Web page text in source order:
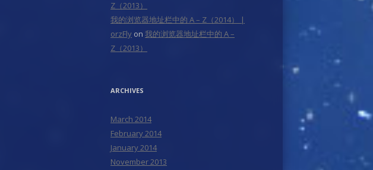
Z（2013）
我的浏览器地址栏中的 A – Z（2014） |
orzFly on 我的浏览器地址栏中的 A –
Z（2013）
ARCHIVES
March 2014
February 2014
January 2014
November 2013